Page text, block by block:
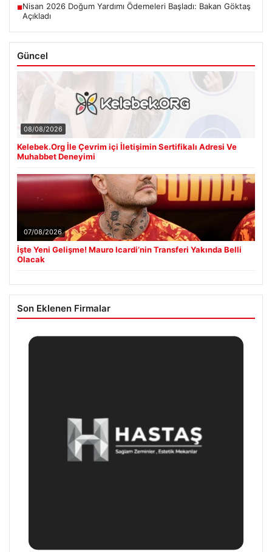
■Nisan 2026 Doğum Yardımı Ödemeleri Başladı: Bakan Göktaş
Açıkladı
Güncel
08/08/2026
Kelebek.Org İle Çevrim içi İletişimin Sertifikalı Adresi Ve
Muhabbet Deneyimi
07/08/2026
İşte Yeni Gelişme! Mauro Icardi’nin Transferi Yakında Belli
Olacak
Son Eklenen Firmalar